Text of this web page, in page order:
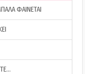
ΦΑΙΝΕΤΑΙ